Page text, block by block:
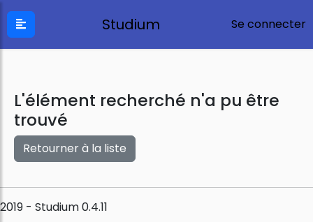
Studium Se connecter
L'élément recherché n'a pu être
trouvé
Retourner à la liste
2019 - Studium 0.4.11